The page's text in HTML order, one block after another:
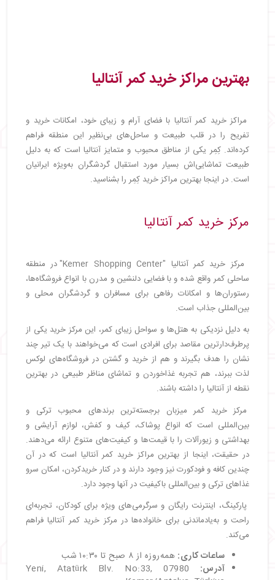
بهترین مراکز خرید کمر آنتالیا
مراکز خرید کمر آنتالیا با فضای آرام و زیبای خود، امکانات خرید و
تفریح را در قلب طبیعت و ساحل‌های بی‌نظیر این منطقه فراهم
کرده‌اند. کِمِر یکی از مناطق محبوب و متمایز آنتالیا است که به دلیل
طبیعت تماشایی‌اش بسیار مورد استقبال گردشگران به‌ویژه ایرانیان
است. در اینجا بهترین مراکز خرید کِمِر را بشناسید.
مرکز خرید کمر آنتالیا
مرکز خرید کمر آنتالیا "Kemer Shopping Center" در منطقه
ساحلی کمر واقع شده و با فضایی دلنشین و مدرن با انواع فروشگاه‌ها،
رستوران‌ها و امکانات رفاهی برای مسافران و گردشگران محلی و
بین‌المللی جذاب است.
به دلیل نزدیکی به هتل‌ها و سواحل زیبای کمر، این مرکز خرید یکی از
پرطرف‌دارترین مقاصد برای افرادی است که می‌خواهند با یک تیر چند
نشان را هدف بگیرند و هم از خرید و گشتن در فروشگاه‌های لوکس
لذت ببرند، هم تجربه غذاخوردن و تماشای مناظر طبیعی در بهترین
نقطه از آنتالیا را داشته باشند.
مرکز خرید کمر میزبان برجسته‌ترین برندهای محبوب ترکی و
بین‌المللی است که انواع پوشاک، کیف و کفش، لوازم آرایشی و
بهداشتی و زیورآلات را با قیمت‌ها و کیفیت‌های متنوع ارائه می‌دهند.
در حقیقت، اینجا از بهترین مراکز خرید کمر آنتالیا است که در آن
چندین کافه و فودکورت نیز وجود دارند و در کنار خریدکردن، امکان سرو
غذاهای ترکی و بین‌المللی باکیفیت در آنها وجود دارد.
پارکینگ، اینترنت رایگان و سرگرمی‌های ویژه برای کودکان، تجربه‌ای
راحت و به‌یادماندنی برای خانواده‌ها در مرکز خرید کمر آنتالیا فراهم
می‌کند.
ساعات کاری: همه‌روزه از ۸ صبح تا ۱۰:۳۰ شب
آدرس:
Yeni, Atatürk Blv. No:33, 07980